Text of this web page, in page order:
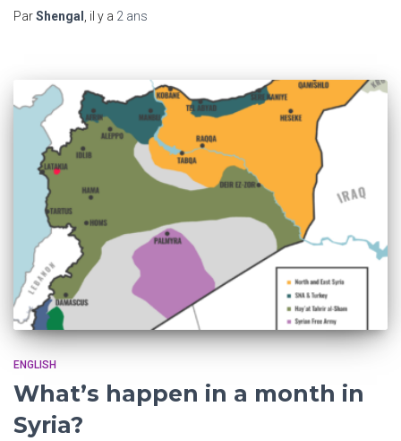
ParShengal , il y a 2 ans
ENGLISH
What’s happen in a month in
Syria?